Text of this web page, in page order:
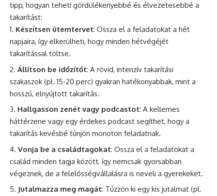
tipp, hogyan teheti gördülékenyebbé és élvezetesebbé a
takarítást:
Készítsen ütemtervet: Ossza el a feladatokat a hét
napjaira, így elkerülheti, hogy minden hétvégéjét
takarítással töltse.
Állítson be időzítőt: A rövid, intenzív takarítási
szakaszok (pl. 15-20 perc) gyakran hatékonyabbak, mint a
hosszú, elnyújtott takarítás.
Hallgasson zenét vagy podcastot: A kellemes
háttérzene vagy egy érdekes podcast segíthet, hogy a
takarítás kevésbé tűnjön monoton feladatnak.
Vonja be a családtagokat: Ossza el a feladatokat a
család minden tagja között, így nemcsak gyorsabban
végeznek, de a felelősségvállalásra is neveli a gyerekeket.
Jutalmazza meg magát: Tűzzön ki egy kis jutalmat (pl.